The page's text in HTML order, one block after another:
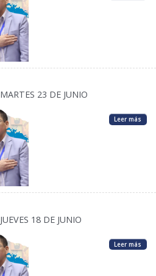
23 DE JUNIO
Leer más
18 DE JUNIO
Leer más